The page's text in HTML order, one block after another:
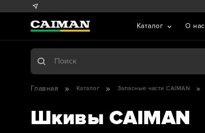
Каталог О нас
Главная Каталог Запасные части CAIMAN
Шкивы CAIMAN